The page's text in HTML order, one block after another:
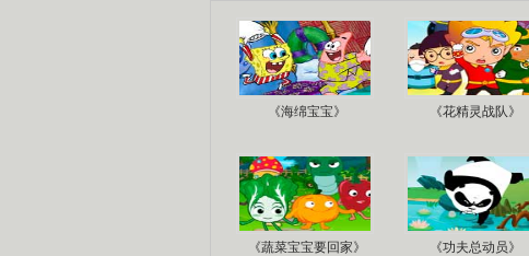
《海绵宝宝》 《花精灵战队》
《蔬菜宝宝要回家》 《功夫总动员》